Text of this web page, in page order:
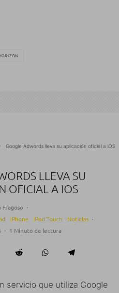
Google Adwords lleva su aplicación oficial a iOS
LLEVA SU
OFICIAL A IOS
Fragoso ·
iPhone iPod Touch Noticias ·
· 1 Minuto de lectura
servicio que utiliza Google